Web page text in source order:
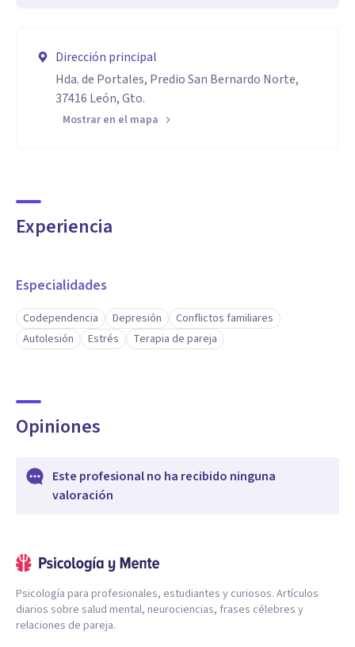
Dirección principal
Hda. de Portales, Predio San Bernardo Norte,
37416 León, Gto.
Mostrar en el mapa
Experiencia
Especialidades
Codependencia Depresión
Conflictos familiares
Autolesión
Estrés Terapia de pareja
Opiniones
Este profesional no ha recibido ninguna
valoración
Psicología para profesionales, estudiantes y curiosos. Artículos
diarios sobre salud mental, neurociencias, frases célebres y
relaciones de pareja.